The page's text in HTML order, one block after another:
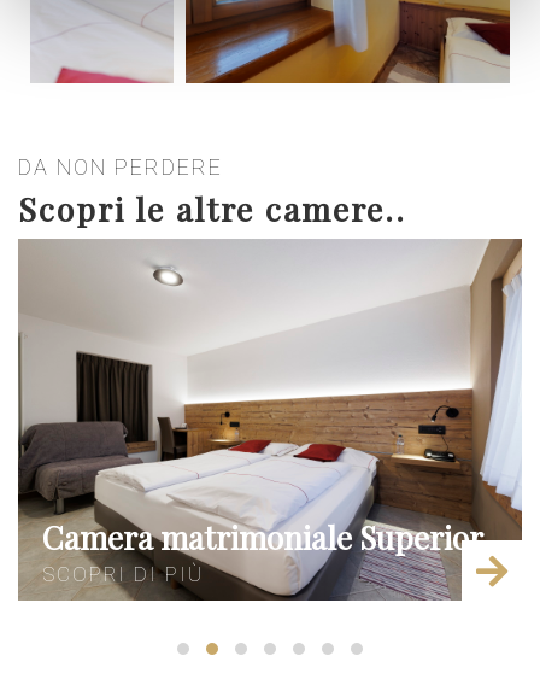
DA NON PERDERE
Scopri le altre camere..
Camera matrimoniale Superior
SCOPRI DI PIÙ